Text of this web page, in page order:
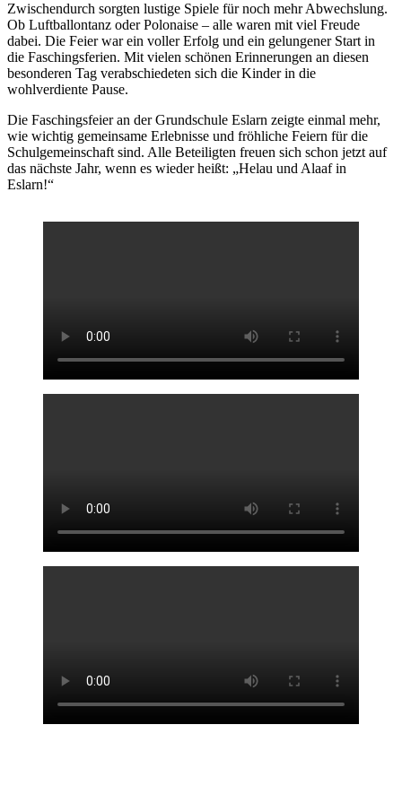
Zwischendurch sorgten lustige Spiele für noch mehr Abwechslung.
Ob Luftballontanz oder Polonaise – alle waren mit viel Freude
dabei. Die Feier war ein voller Erfolg und ein gelungener Start in
die Faschingsferien. Mit vielen schönen Erinnerungen an diesen
besonderen Tag verabschiedeten sich die Kinder in die
wohlverdiente Pause.
Die Faschingsfeier an der Grundschule Eslarn zeigte einmal mehr,
wie wichtig gemeinsame Erlebnisse und fröhliche Feiern für die
Schulgemeinschaft sind. Alle Beteiligten freuen sich schon jetzt auf
das nächste Jahr, wenn es wieder heißt: „Helau und Alaaf in
Eslarn!“